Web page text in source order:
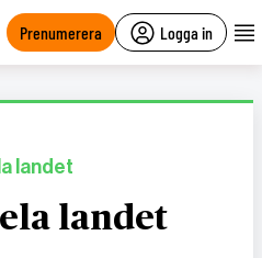
Prenumerera Logga in
landet
landet